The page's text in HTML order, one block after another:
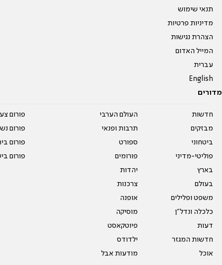
תנאי שימוש
מדיניות פרטיות
הצהרת נגישות
המייל האדום
עברית
English
מדורים
חדשות
מבזקים
ביטחוני
פוליטי-מדיני
בארץ
בעולם
משפט ופלילים
כלכלה ונדל"ן
דעות
חדשות המגזר
אוכל
העולם הערבי
תרבות ופנאי
ספורט
פורומים
יהדות
צרכנות
אופנה
מוסיקה
פיוטקאסט
ילדודס
מודעות אבל
פורום
פורום
פורום
פורום